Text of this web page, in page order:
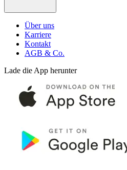
Über uns
Karriere
Kontakt
AGB & Co.
Lade die App herunter